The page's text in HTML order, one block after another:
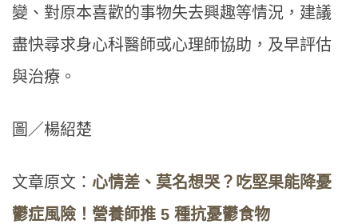
變、對原本喜歡的事物失去興趣等情況，建議
盡快尋求身心科醫師或心理師協助，及早評估
與治療。
圖／楊紹楚
文章原文： 心情差、莫名想哭？吃堅果能降憂
鬱症風險！營養師推 5 種抗憂鬱食物